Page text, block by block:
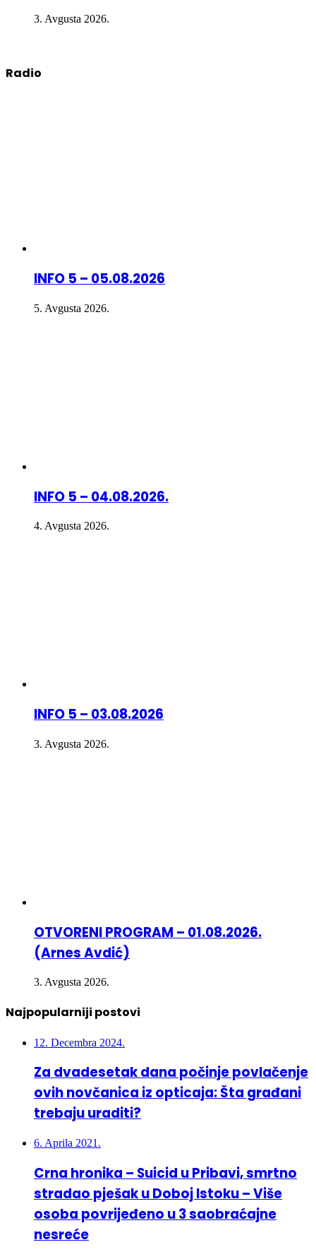
3. Avgusta 2026.
Radio
INFO 5 – 05.08.2026
5. Avgusta 2026.
INFO 5 – 04.08.2026.
4. Avgusta 2026.
INFO 5 – 03.08.2026
3. Avgusta 2026.
OTVORENI PROGRAM – 01.08.2026.
(Arnes Avdić)
3. Avgusta 2026.
Najpopularniji postovi
12. Decembra 2024.
Za dvadesetak dana počinje povlačenje
ovih novčanica iz opticaja: Šta građani
trebaju uraditi?
6. Aprila 2021.
Crna hronika – Suicid u Pribavi, smrtno
stradao pješak u Doboj Istoku – Više
osoba povrijeđeno u 3 saobraćajne
nesreće